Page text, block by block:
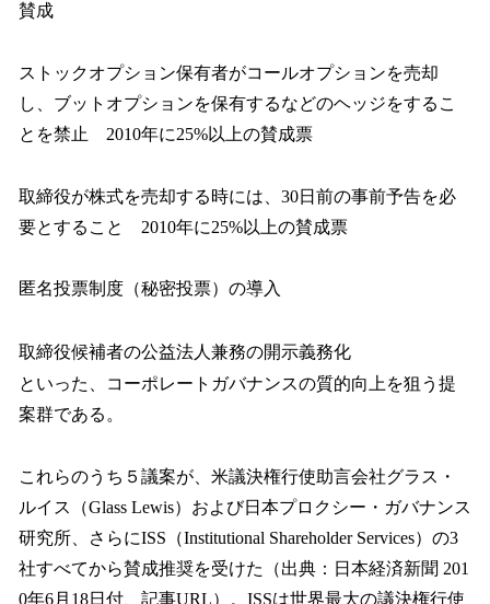
賛成
ストックオプション保有者がコールオプションを売却
し、ブットオプションを保有するなどのヘッジをするこ
とを禁止 2010年に25%以上の賛成票
取締役が株式を売却する時には、30日前の事前予告を必
要とすること 2010年に25%以上の賛成票
匿名投票制度（秘密投票）の導入
取締役候補者の公益法人兼務の開示義務化
といった、コーポレートガバナンスの質的向上を狙う提
案群である。
これらのうち５議案が、米議決権行使助言会社グラス・
ルイス（Glass Lewis）および日本プロクシー・ガバナンス
研究所、さらにISS（Institutional Shareholder Services）の3
社すべてから賛成推奨を受けた（出典：日本経済新聞 201
0年6月18日付、記事URL）。ISSは世界最大の議決権行使